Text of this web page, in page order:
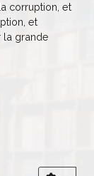
corruption, et
et
la grande